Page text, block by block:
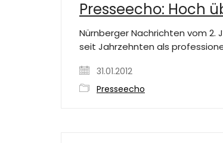
Presseecho: Hoch
Nürnberger Nachrichten vom 2.
seit Jahrzehnten als
31.01.2012
Presseecho